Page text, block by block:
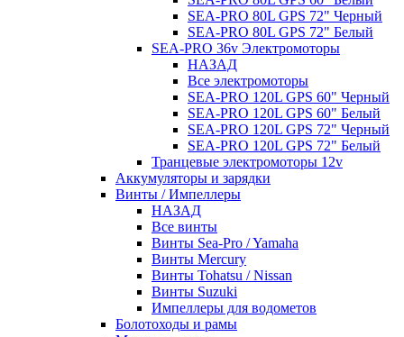
SEA-PRO 80L GPS 72" Черный
SEA-PRO 80L GPS 72" Белый
SEA-PRO 36v Электромоторы
НАЗАД
Все электромоторы
SEA-PRO 120L GPS 60" Черный
SEA-PRO 120L GPS 60" Белый
SEA-PRO 120L GPS 72" Черный
SEA-PRO 120L GPS 72" Белый
Транцевые электромоторы 12v
Аккумуляторы и зарядки
Винты / Импеллеры
НАЗАД
Все винты
Винты Sea-Pro / Yamaha
Винты Mercury
Винты Tohatsu / Nissan
Винты Suzuki
Импеллеры для водометов
Болотоходы и рамы